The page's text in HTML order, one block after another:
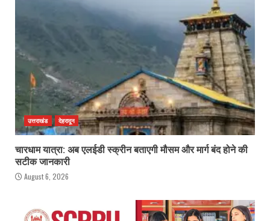
उत्तराखंड देहरादून
चारधाम यात्रा: अब एलईडी स्क्रीन बताएगी मौसम और मार्ग बंद होने की
सटीक जानकारी
August 6, 2026